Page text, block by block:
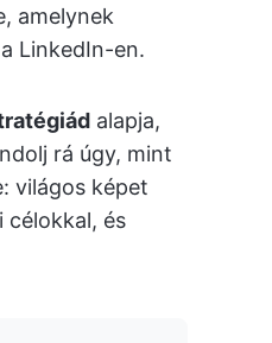
amelynek
LinkedIn-en.
alapja,
rá úgy, mint
világos képet
és